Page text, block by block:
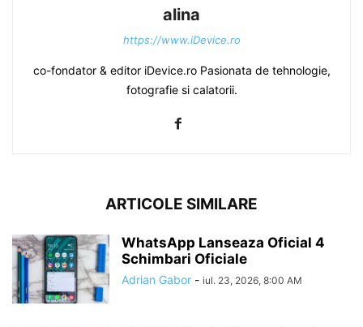
alina
https://www.iDevice.ro
co-fondator & editor iDevice.ro Pasionata de tehnologie,
fotografie si calatorii.
ARTICOLE SIMILARE
WhatsApp Lanseaza Oficial 4
Schimbari Oficiale
Adrian Gabor - iul. 23, 2026, 8:00 AM